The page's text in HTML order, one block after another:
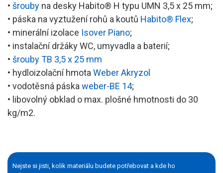
• šrouby na desky Habito® H typu UMN 3,5 x 25 mm;
• páska na vyztužení rohů a koutů Habito® Flex;
• minerální izolace Isover Piano;
• instalační držáky WC, umyvadla a baterií;
• šrouby TB 3,5 x 25 mm
• hydloizolační hmota Weber Akryzol
• vodotěsná páska weber-BE 14;
• libovolný obklad o max. plošné hmotnosti do 30
kg/m2.
Nejste si jisti, kolik materiálu budete potřebovat a kde ho